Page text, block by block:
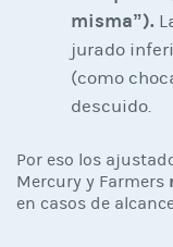
misma”).
jurado
(como
descuido.
Por eso los
Mercury y Farmers
en casos de